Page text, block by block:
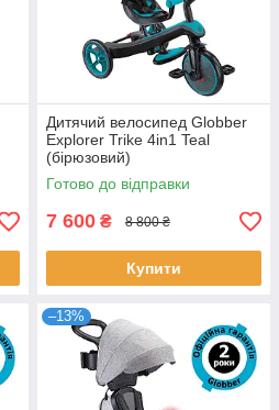
Дитячий велосипед Globber
Explorer Trike 4in1 Teal
(бірюзовий)
Готово до відправки
7 600 ₴ 8 800 ₴
Купити
–13%